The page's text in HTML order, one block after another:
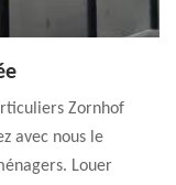
Zornhof
avec nous le
Louer